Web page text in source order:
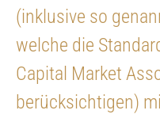
(inklusive so
welche die
Capital Market
berücksichtigen)